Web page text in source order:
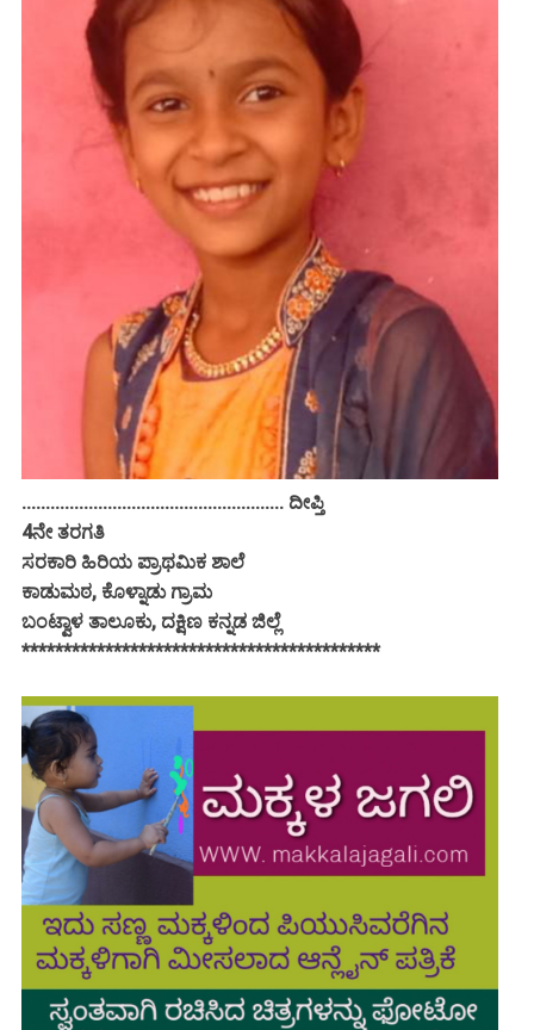
....................................................... ದೀಪ್ತಿ
4ನೇ ತರಗತಿ
ಸರಕಾರಿ ಹಿರಿಯ ಪ್ರಾಥಮಿಕ ಶಾಲೆ
ಕಾಡುಮಠ, ಕೊಳ್ನಾಡು ಗ್ರಾಮ
ಬಂಟ್ವಾಳ ತಾಲೂಕು, ದಕ್ಷಿಣ ಕನ್ನಡ ಜಿಲ್ಲೆ
*******************************************